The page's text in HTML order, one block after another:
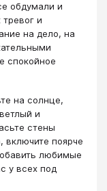
обдумали и
и
на дело, на
спокойное
на солнце,
и
стены
включите поярче
любимые
у всех под